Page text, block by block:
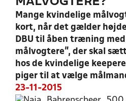
MÅLVOGTERE?
Mange kvindelige
kort, når det gælder
DBU til åben træning
målvogtere”, der skal
hos de kvindelige
piger til at vælge
23-11-2015